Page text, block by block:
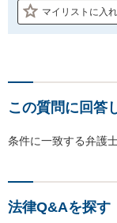
マイリストに入
この質問に回答
条件に一致する弁護
法律Q&Aを探す